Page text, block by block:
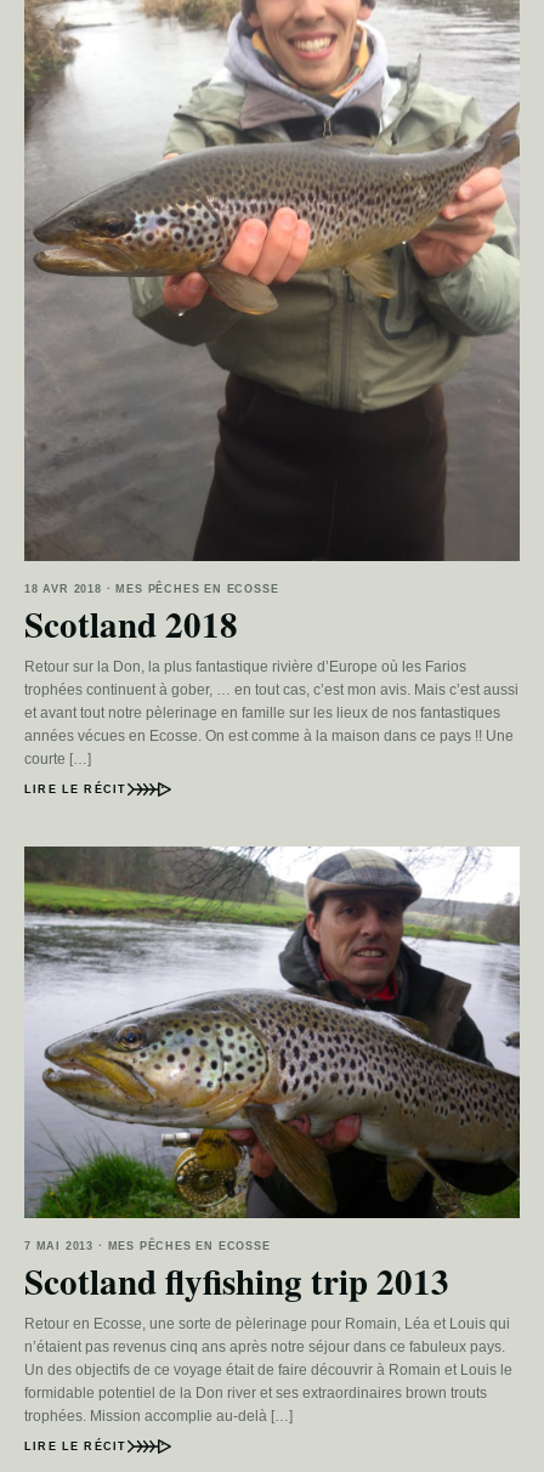
18 AVR 2018 · MES PÊCHES EN ECOSSE
Scotland 2018
Retour sur la Don, la plus fantastique rivière d’Europe où les Farios
trophées continuent à gober, … en tout cas, c’est mon avis. Mais c’est aussi
et avant tout notre pèlerinage en famille sur les lieux de nos fantastiques
années vécues en Ecosse. On est comme à la maison dans ce pays !! Une
courte […]
LIRE LE RÉCIT
7 MAI 2013 · MES PÊCHES EN ECOSSE
Scotland flyfishing trip 2013
Retour en Ecosse, une sorte de pèlerinage pour Romain, Léa et Louis qui
n’étaient pas revenus cinq ans après notre séjour dans ce fabuleux pays.
Un des objectifs de ce voyage était de faire découvrir à Romain et Louis le
formidable potentiel de la Don river et ses extraordinaires brown trouts
trophées. Mission accomplie au-delà […]
LIRE LE RÉCIT